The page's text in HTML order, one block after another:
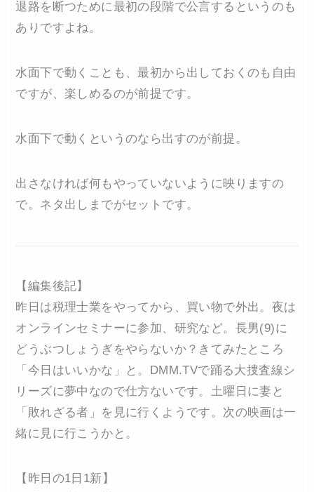
退路を断つために最初の段階で公言するというのも
ありですよね。
水面下で動くことも、最初から出しておくのも自由
ですが、楽しめるのが前提です。
水面下で動くというのなら出すのが前提。
出さなければ何もやっていないように映りますの
で。ネタ出しまでがセットです。
【編集後記】
昨日は税理士業をやってから、買い物で外出。夜は
オンラインセミナーに参加、研究など。長男(9)に
どうぶつしょうぎをやらないか？きてみたところ
「今日はいいかな」と。DMM.TVで踊る大捜査線シ
リーズに夢中なので仕方ないです。土曜日に妻と
「敗れざる者」を見に行くようです。次の映画は一
緒に見に行こうかと。
【昨日の1日1新】